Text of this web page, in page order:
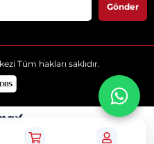
Gönder
Tüm hakları saklıdır.